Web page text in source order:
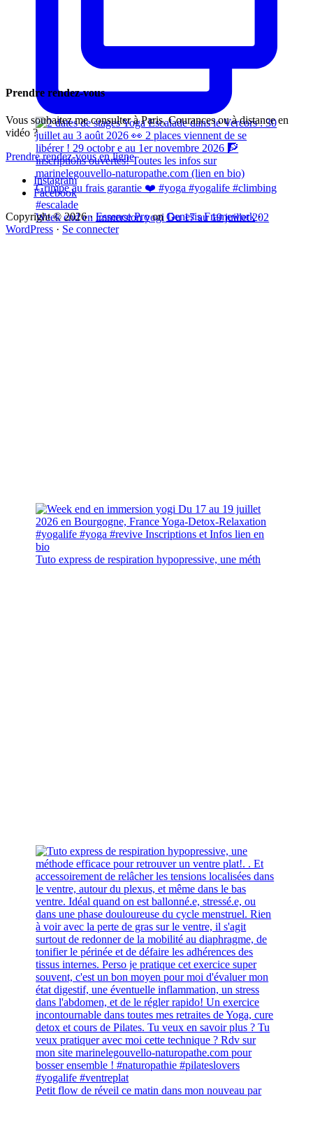
Week end en immersion yogi Du 17 au 19 juillet 202
Tuto express de respiration hypopressive, une méth
Petit flow de réveil ce matin dans mon nouveau par
Prendre rendez-vous
Vous souhaitez me consulter à Paris, Courances ou à distance en
vidéo ?
Prendre rendez-vous en ligne
Instagram
Facebook
Copyright © 2026 · Essence Proon Genesis Framework·
WordPress · Se connecter